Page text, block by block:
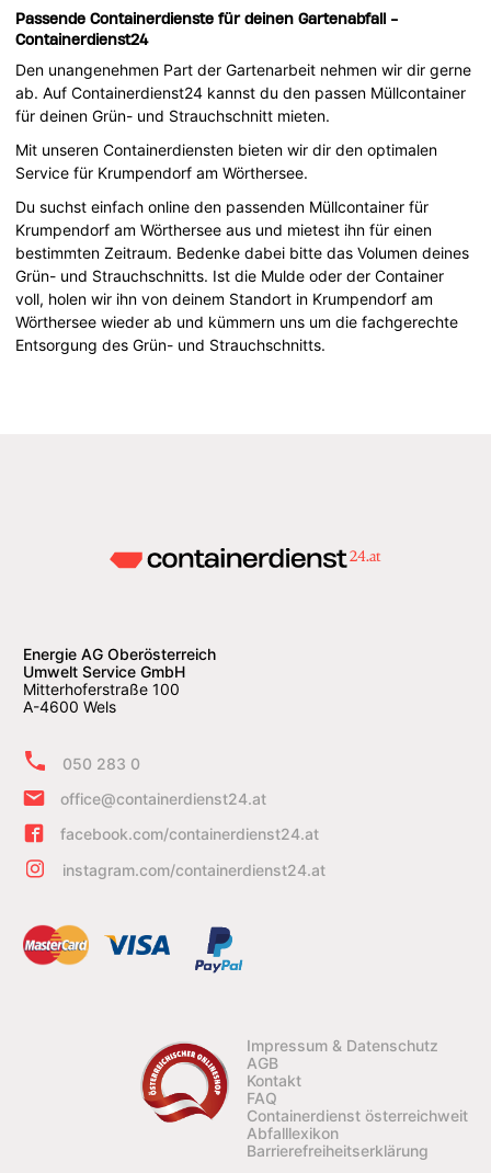
Passende Containerdienste für deinen Gartenabfall -
Containerdienst24
Den unangenehmen Part der Gartenarbeit nehmen wir dir gerne
ab. Auf Containerdienst24 kannst du den passen Müllcontainer
für deinen Grün- und Strauchschnitt mieten.
Mit unseren Containerdiensten bieten wir dir den optimalen
Service für Krumpendorf am Wörthersee.
Du suchst einfach online den passenden Müllcontainer für
Krumpendorf am Wörthersee aus und mietest ihn für einen
bestimmten Zeitraum. Bedenke dabei bitte das Volumen deines
Grün- und Strauchschnitts. Ist die Mulde oder der Container
voll, holen wir ihn von deinem Standort in Krumpendorf am
Wörthersee wieder ab und kümmern uns um die fachgerechte
Entsorgung des Grün- und Strauchschnitts.
Energie AG Oberösterreich
Umwelt Service GmbH
Mitterhoferstraße 100
A-4600 Wels
050 283 0
office@containerdienst24.at
facebook.com/containerdienst24.at
instagram.com/containerdienst24.at
Impressum & Datenschutz
AGB
Kontakt
FAQ
Containerdienst österreichweit
Abfalllexikon
Barrierefreiheitserklärung